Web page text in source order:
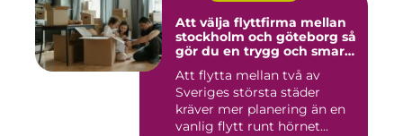
Att välja flyttfirma mellan
stockholm och göteborg så
gör du en trygg och smart
Att flytta mellan två av
Sveriges största städer
kräver mer planering än en
vanlig flytt runt hörnet...